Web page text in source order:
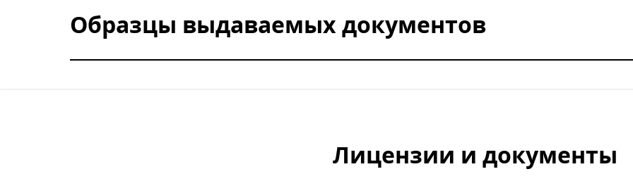
Образцы выдаваемых документов
Лицензии и документы